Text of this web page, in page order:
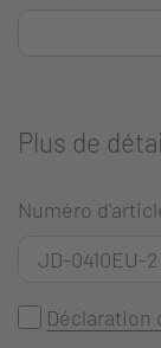
Plus de
Numéro
Déclaration